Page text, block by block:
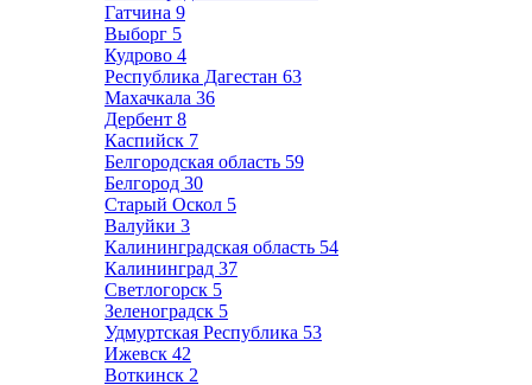
Гатчина 9
Выборг 5
Кудрово 4
Республика Дагестан 63
Махачкала 36
Дербент 8
Каспийск 7
Белгородская область 59
Белгород 30
Старый Оскол 5
Валуйки 3
Калининградская область 54
Калининград 37
Светлогорск 5
Зеленоградск 5
Удмуртская Республика 53
Ижевск 42
Воткинск 2